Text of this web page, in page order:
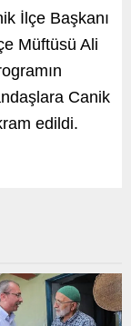
İlçe Başkanı
Müftüsü Ali
Canik
edildi.